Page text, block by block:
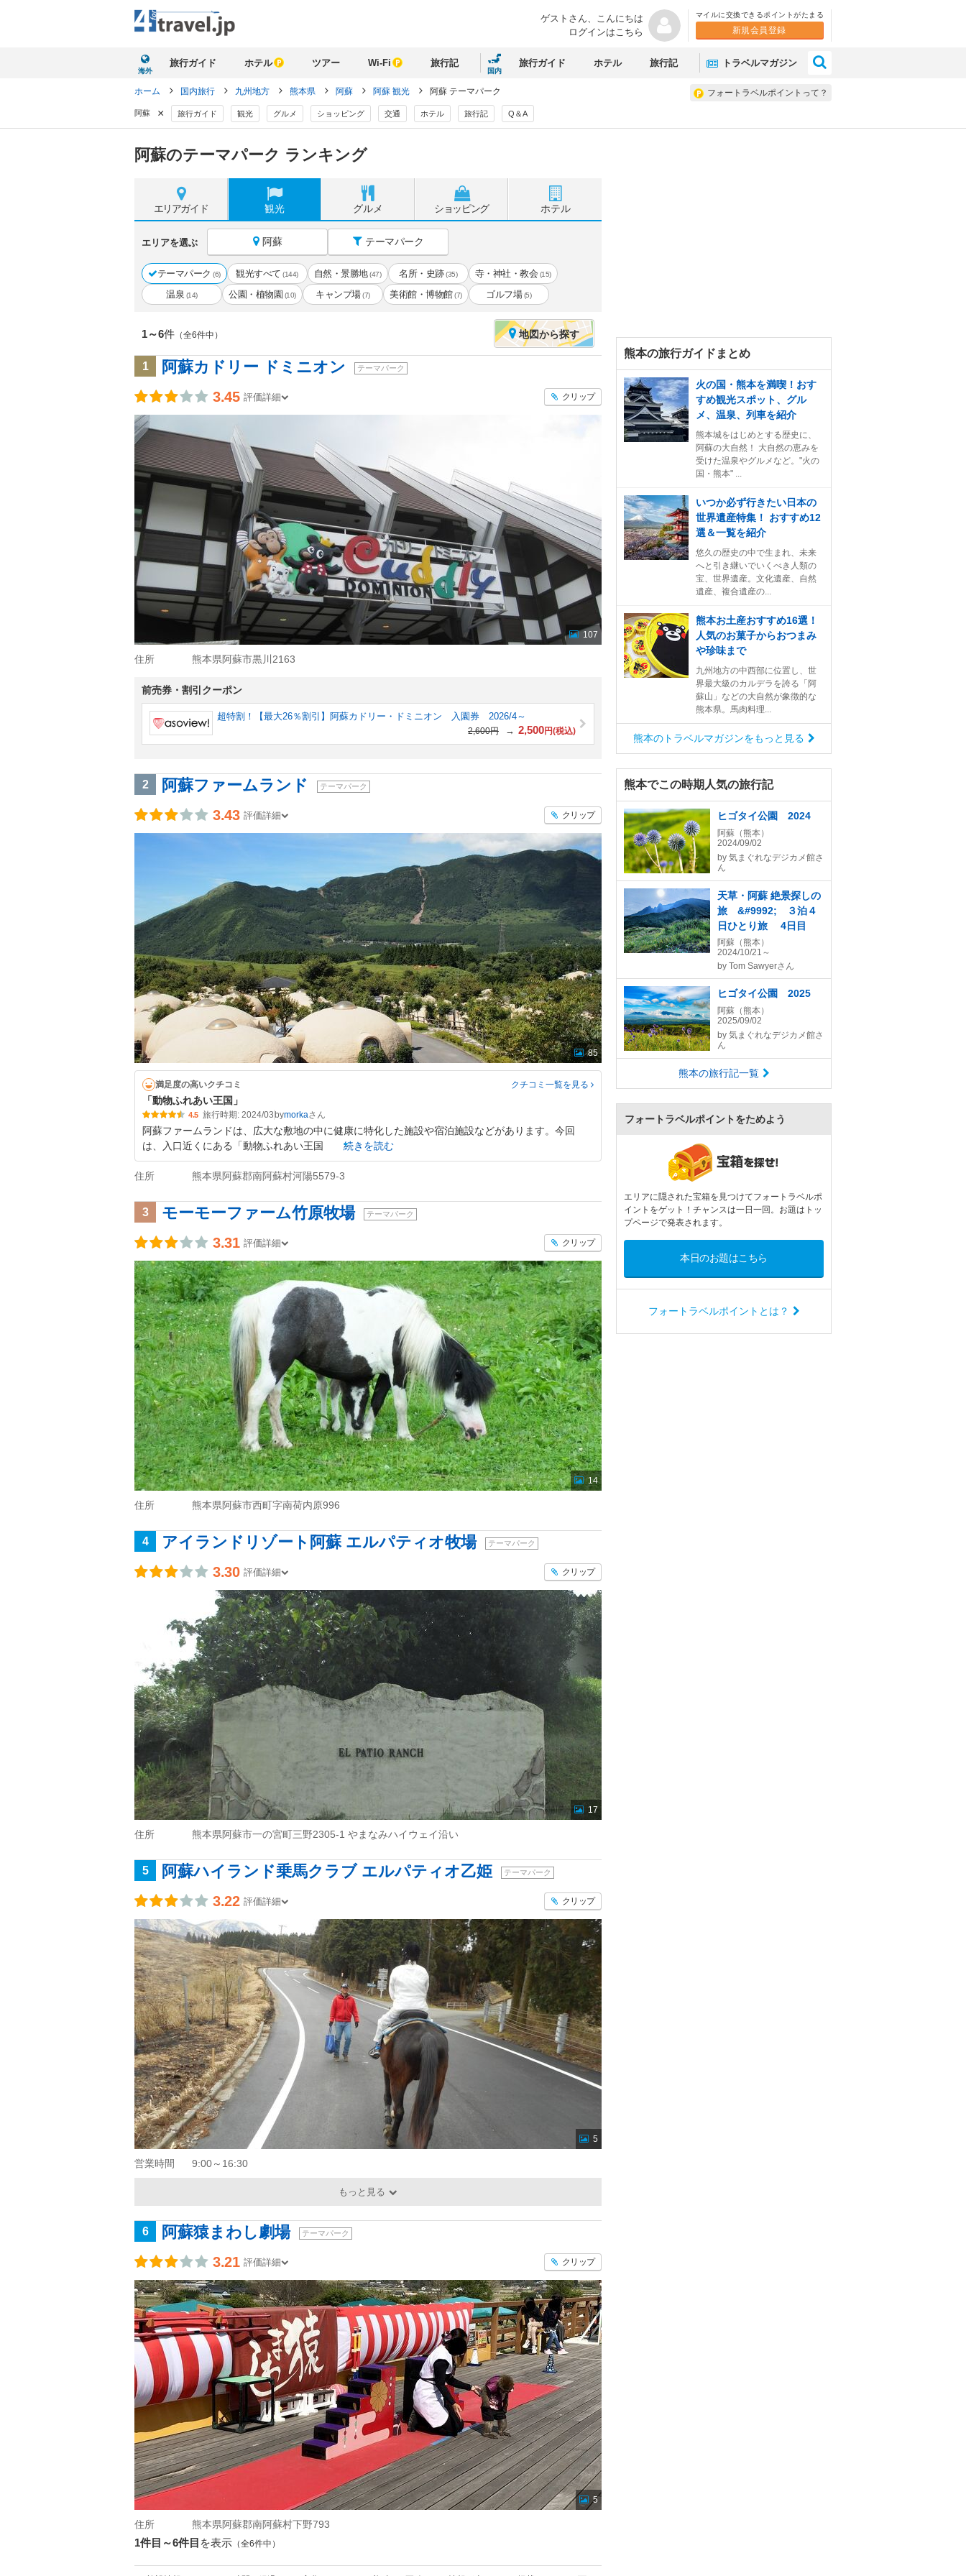
ゲストさん、 こんにちは
ログインはこちら
マイルに交換できるポイントがたまる
新規会員登録
海外
旅行ガイド ホテル ツアー Wi-Fi 旅行記
国内
旅行ガイド ホテル 旅行記 トラベルマガジン
フォートラベルポイントって？
ホーム 国内旅行 九州地方 熊本県 阿蘇 阿蘇 観光 阿蘇 テーマパーク
阿蘇 × 旅行ガイド 観光 グルメ ショッピング 交通 ホテル 旅行記 Q＆A
阿蘇のテーマパーク ランキング
エリアガイド 観光 グルメ ショッピング ホテル
エリアを選ぶ 阿蘇 テーマパーク
テーマパーク (6) 観光すべて (144) 自然・景勝地 (47) 名所・史跡 (35) 寺・神社・教会 (15)
温泉 (14) 公園・植物園 (10) キャンプ場 (7) 美術館・博物館 (7) ゴルフ場 (5)
1～6件 （全6件中） 地図から探す
1 阿蘇カドリー ドミニオン テーマパーク
3.45 評価詳細 クリップ
107
住所 熊本県阿蘇市黒川2163
前売券・割引クーポン
超特割！【最大26％割引】阿蘇カドリー・ドミニオン 入園券 2026/4～
2,600円 → 2,500円(税込)
2 阿蘇ファームランド テーマパーク
3.43 評価詳細 クリップ
85
満足度の高いクチコミ クチコミ一覧を見る
「動物ふれあい王国」
4.5 旅行時期: 2024/03 bymorka
阿蘇ファームランドは、広大な敷地の中に健康に特化した施設や宿泊施設などがあります。今回
は、入口近くにある「動物ふれあい王国
続きを読む
住所 熊本県阿蘇郡南阿蘇村河陽5579-3
3 モーモーファーム竹原牧場 テーマパーク
3.31 評価詳細 クリップ
14
住所 熊本県阿蘇市西町字南荷内原996
4 アイランドリゾート阿蘇 エルパティオ牧場 テーマパーク
3.30 評価詳細 クリップ
17
住所 熊本県阿蘇市一の宮町三野2305-1 やまなみハイウェイ沿い
5 阿蘇ハイランド乗馬クラブ エルパティオ乙姫 テーマパーク
3.22 評価詳細 クリップ
5
営業時間 9:00～16:30
もっと見る
6 阿蘇猿まわし劇場 テーマパーク
3.21 評価詳細 クリップ
5
住所 熊本県阿蘇郡南阿蘇村下野793
1件目～6件目 を表示 （全6件中）
熊本の旅行ガイドまとめ
火の国・熊本を満喫！おす
すめ観光スポット、グル
メ、温泉、列車を紹介
熊本城をはじめとする歴史に、
阿蘇の大自然！ 大自然の恵みを
受けた温泉やグルメなど。"火の
国・熊本" ...
いつか必ず行きたい日本の
世界遺産特集！ おすすめ12
選＆一覧を紹介
悠久の歴史の中で生まれ、未来
へと引き継いでいくべき人類の
宝、世界遺産。文化遺産、自然
遺産、複合遺産の...
熊本お土産おすすめ16選！
人気のお菓子からおつまみ
や珍味まで
九州地方の中西部に位置し、世
界最大級のカルデラを誇る「阿
蘇山」などの大自然が象徴的な
熊本県。馬肉料理...
熊本のトラベルマガジンをもっと見る
熊本でこの時期人気の旅行記
ヒゴタイ公園 2024
阿蘇（熊本）
2024/09/02
by 気まぐれなデジカメ館さ
ん
天草・阿蘇 絶景探しの
旅 &#9992; ３泊４
日ひとり旅 4日目
阿蘇（熊本）
2024/10/21～
by Tom Sawyerさん
ヒゴタイ公園 2025
阿蘇（熊本）
2025/09/02
by 気まぐれなデジカメ館さ
ん
熊本の旅行記一覧
フォートラベルポイントをためよう
エリアに隠された宝箱を見つけてフォートラベルポ
イントをゲット！チャンスは一日一回。お題はトッ
プページで発表されます。
本日のお題はこちら
フォートラベルポイントとは？